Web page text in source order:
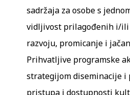
sadržaja za osobe s
vidljivost prilagođenih i/ili
razvoju, promicanje i
Prihvatljive programske
strategijom diseminacije
pristupa i dostupnosti